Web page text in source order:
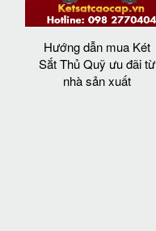
Hướng dẫn mua Két
Sắt Thủ Quỹ ưu đãi từ
nhà sản xuất